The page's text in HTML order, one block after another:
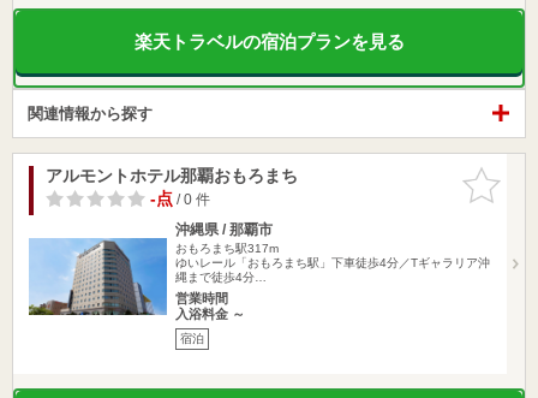
楽天トラベルの宿泊プランを見る
関連情報から探す
お気に入
りに追加
アルモントホテル那覇おもろまち
-点/ 0 件
沖縄県 / 那覇市
おもろまち駅317m
ゆいレール「おもろまち駅」下車徒歩4分／Tギャラリア沖
縄まで徒歩4分…
営業時間
入浴料金 ～
宿泊